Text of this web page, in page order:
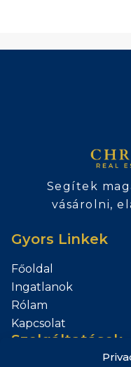
Segítek
vásárolni,
Gyors Linkek
Főoldal
Ingatlanok
Rólam
Kapcsolat
Szolgáltatások